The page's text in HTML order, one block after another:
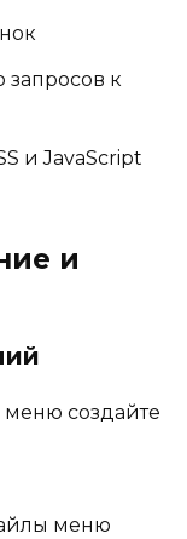
к
и JavaScript
и
создайте
меню